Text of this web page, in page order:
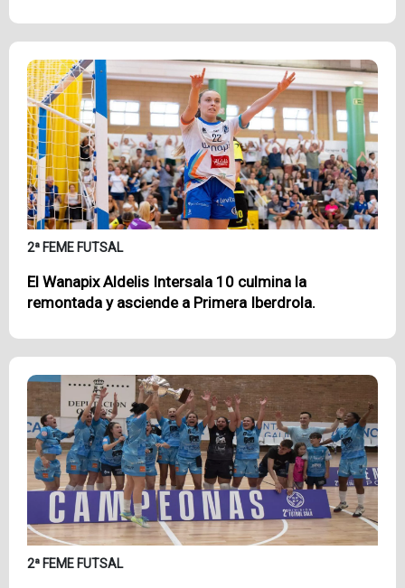
2ª FEME FUTSAL
El Wanapix Aldelis Intersala 10 culmina la
remontada y asciende a Primera Iberdrola.
2ª FEME FUTSAL